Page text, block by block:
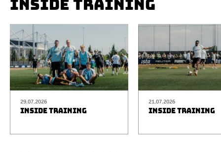
INSIDE TRAINING
29.07.2026
INSIDE TRAINING
21.07.2026
INSIDE TRAINING